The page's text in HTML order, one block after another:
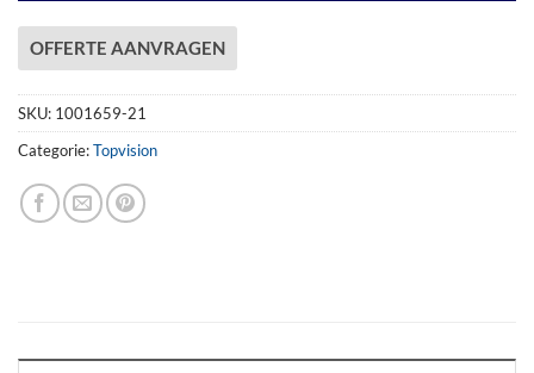
OFFERTE AANVRAGEN
SKU: 1001659-21
Categorie:Topvision